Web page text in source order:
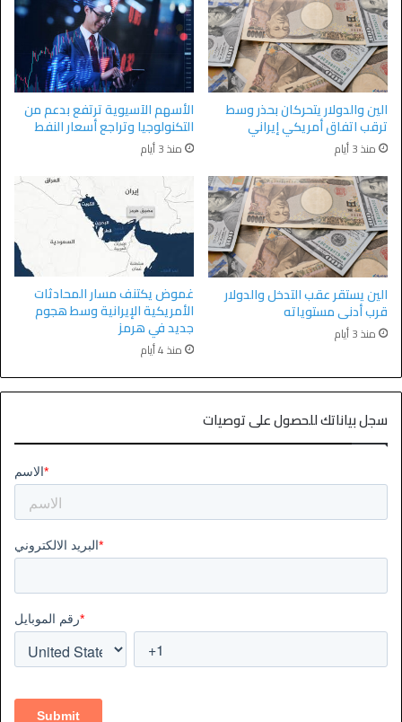
الين والدولار يتحركان بحذر وسط
ترقب اتفاق أمريكي إيراني
منذ 3 أيام
الأسهم الآسيوية ترتفع بدعم من
التكنولوجيا وتراجع أسعار النفط
منذ 3 أيام
الين يستقر عقب التدخل والدولار
قرب أدنى مستوياته
منذ 3 أيام
غموض يكتنف مسار المحادثات
الأمريكية الإيرانية وسط هجوم
جديد في هرمز
منذ 4 أيام
سجل بياناتك للحصول على توصيات